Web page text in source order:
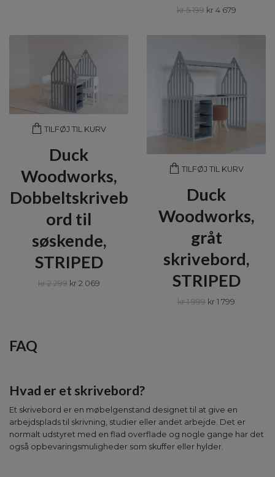
kr 5 199 kr 4 679
TILFØJ TIL KURV
Duck
Woodworks,
Dobbeltskriveb
ord til
søskende,
STRIPED
kr 2 299 kr 2 069
TILFØJ TIL KURV
Duck
Woodworks,
gråt
skrivebord,
STRIPED
kr 1 999 kr 1 799
FAQ
Hvad er et skrivebord?
Et skrivebord er en møbelgenstand designet til at give en
arbejdsplads til skrivning, studier eller andet arbejde. Det er
normalt udstyret med en flad overflade og nogle gange har det
også opbevaringsmuligheder som skuffer eller hylder.